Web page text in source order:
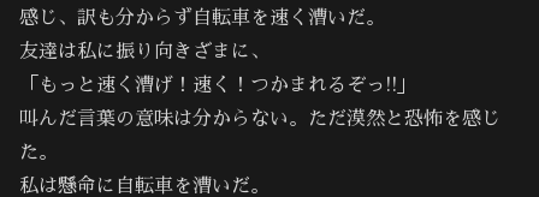
感じ、訳も分からず自転車を速く漕いだ。
友達は私に振り向きざまに、
「もっと速く漕げ！速く！つかまれるぞっ!!」
叫んだ言葉の意味は分からない。ただ漠然と恐怖を感じ
た。
私は懸命に自転車を漕いだ。